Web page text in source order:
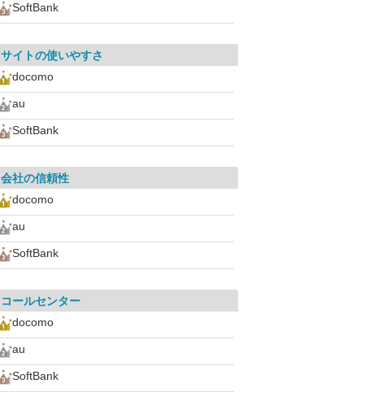
SoftBank
サイトの使いやすさ
docomo
au
SoftBank
会社の信頼性
docomo
au
SoftBank
コールセンター
docomo
au
SoftBank